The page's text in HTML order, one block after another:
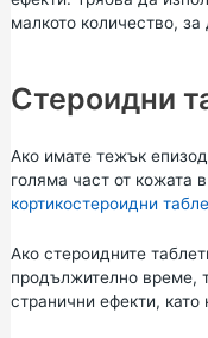
малкото количество,
Стероидни
Ако имате тежък
голяма част от кожата
кортикостероидни
Ако стероидните
продължително време,
странични ефекти, като